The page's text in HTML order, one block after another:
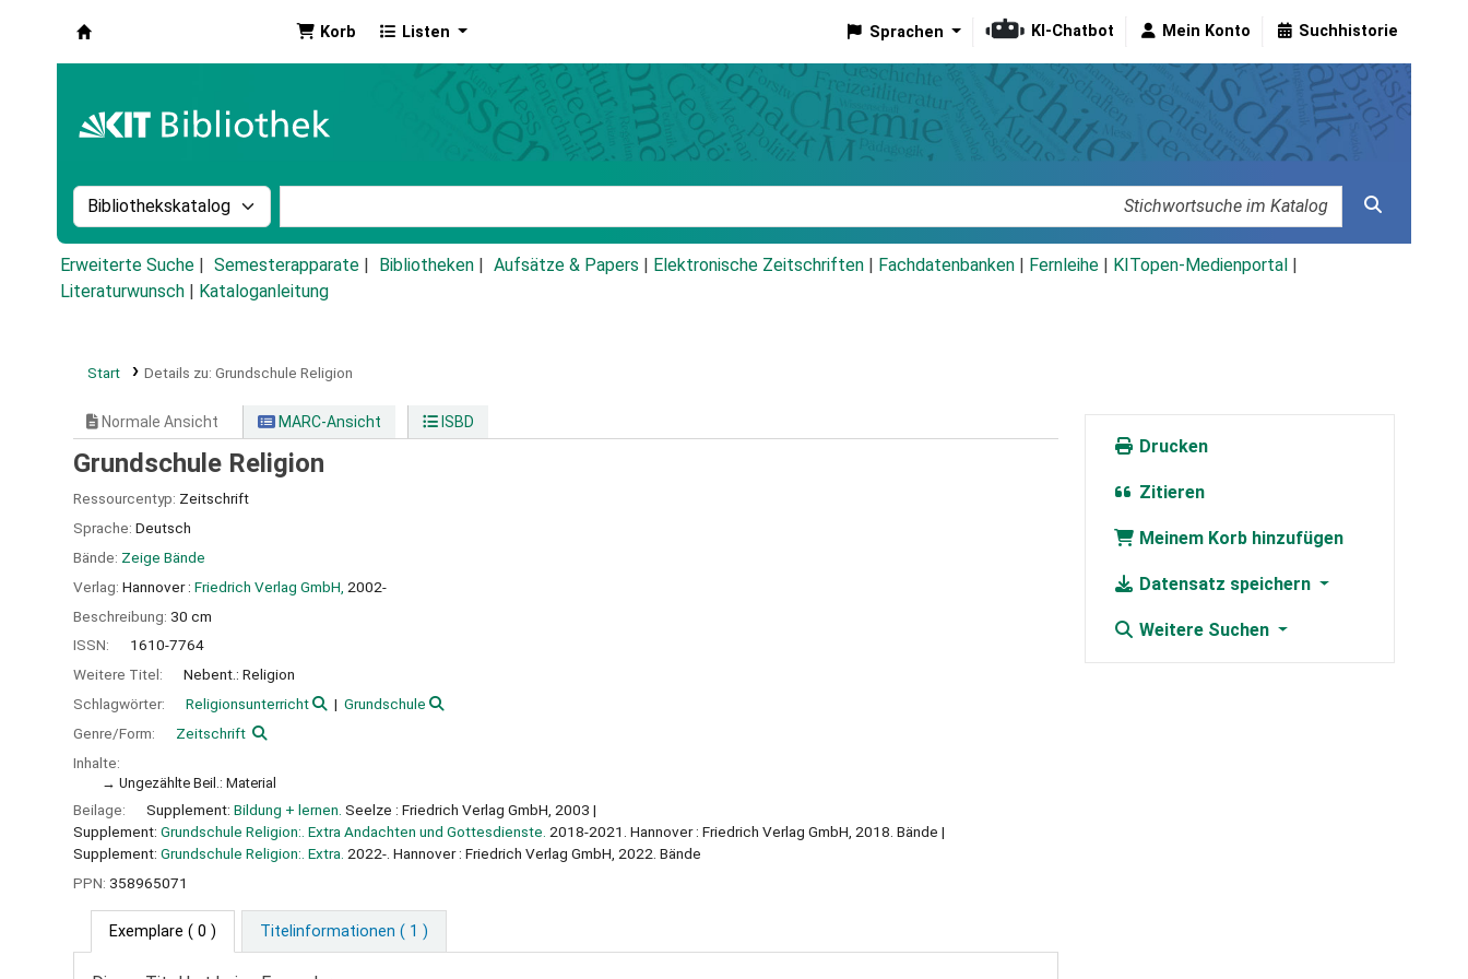
Korb Listen Sprachen KI-Chatbot Mein Konto Suchhistorie
Suche im Katalog nach:
Erweiterte Suche Semesterapparate Bibliotheken Aufsätze & Papers Elektronische Zeitschriften Fachdatenbanken Fernleihe KITopen-Medienportal
Literaturwunsch
Kataloganleitung
Start Details zu: Grundschule Religion
Normale Ansicht MARC-Ansicht ISBD
Grundschule Religion
Ressourcentyp: Zeitschrift
Sprache: Deutsch
Bände: Zeige Bände
Verlag: Hannover : Friedrich Verlag GmbH, 2002-
Beschreibung: 30 cm
ISSN:
1610-7764
Weitere Titel:
Nebent.: Religion
Schlagwörter:
Religionsunterricht
Grundschule
Genre/Form:
Zeitschrift
Inhalte:
Ungezählte Beil.: Material
Beilage: Supplement: Bildung + lernen. Seelze : Friedrich Verlag GmbH, 2003
Supplement: Grundschule Religion:. Extra Andachten und Gottesdienste. 2018-2021. Hannover : Friedrich Verlag GmbH, 2018. Bände
Supplement: Grundschule Religion:. Extra. 2022-. Hannover : Friedrich Verlag GmbH, 2022. Bände
PPN: 358965071
Exemplare ( 0 ) Titelinformationen ( 1 )
Drucken
Zitieren
Meinem Korb hinzufügen
Datensatz speichern
Weitere Suchen